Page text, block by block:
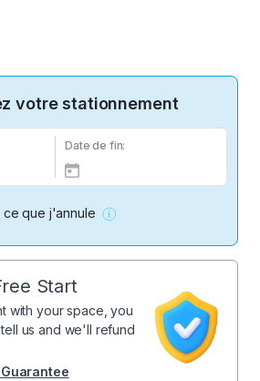
votre stationnement
Date de fin:
ce que j'annule
Start
with your space, you
us and we'll refund